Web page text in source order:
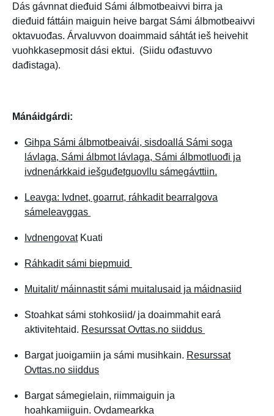
Dás gávnnat dieđuid Sámi álbmotbeaivvi birra ja
dieđuid fáttáin maiguin heive bargat Sámi álbmotbeaivvi
oktavuođas. Árvaluvvon doaimmaid sáhtát ieš heivehit
vuohkkasepmosit dási ektui. (Siidu ođastuvvo
dađistaga).
Mánáidgárdi:
Gihpa Sámi álbmotbeaivái, sisdoallá Sámi soga
lávlaga, Sámi álbmot lávlaga, Sámi álbmotluođi ja
ivdnenárkkaid iešguđetguovllu sámegávttiin.
Leavga: Ivdnet, goarrut, ráhkadit bearralgova
sámeleavggas
IvdnengovatKuati
Ráhkadit sámi biepmuid
Muitalit/ máinnastit sámi muitalusaid ja máidnasiid
Stoahkat sámi stohkosiid/ ja doaimmahit eará
aktivitehtaid. Resurssat Ovttas.no siiddus
Bargat juoigamiin ja sámi musihkain. Resurssat
Ovttas.no siiddus
Bargat sámegielain, riimmaiguin ja
hoahkamiiguin. Ovdamearkka